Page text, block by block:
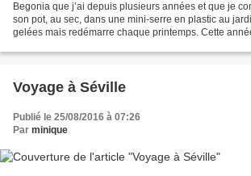
Begonia que j’ai depuis plusieurs années et que je
son pot, au sec, dans une mini-serre en plastic au
gelées mais redémarre chaque printemps. Cette
Voyage à Séville
Publié le 25/08/2016 à 07:26
Par minique